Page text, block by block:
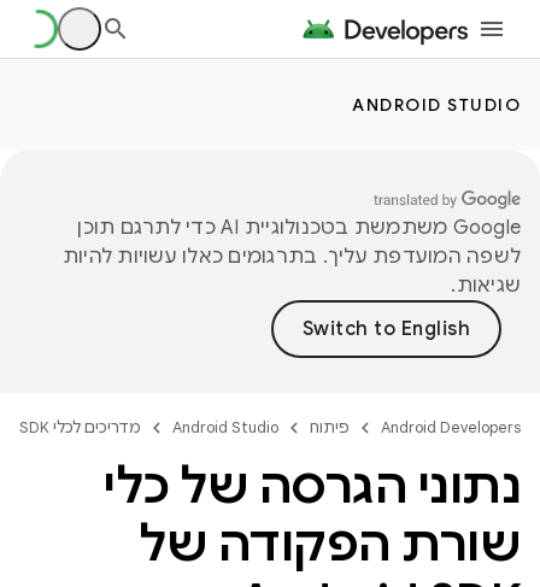
ANDROID STUDIO
‫Google משתמשת בטכנולוגיית AI כדי לתרגם תוכן
לשפה המועדפת עליך. בתרגומים כאלו עשויות להיות
שגיאות.
Android Developers פיתוח Android Studio מדריכים לכלי SDK
נתוני הגרסה של כלי
שורת הפקודה של